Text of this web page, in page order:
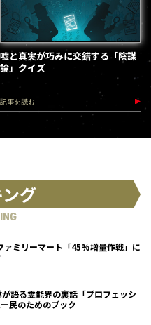
嘘と真実が巧みに交錯する「陰謀
論」クイズ
記事を読む
グ
ァミリーマート「45%増量作戦」に
語る霊能界の裏話「プロフェッシ
民のためのブック